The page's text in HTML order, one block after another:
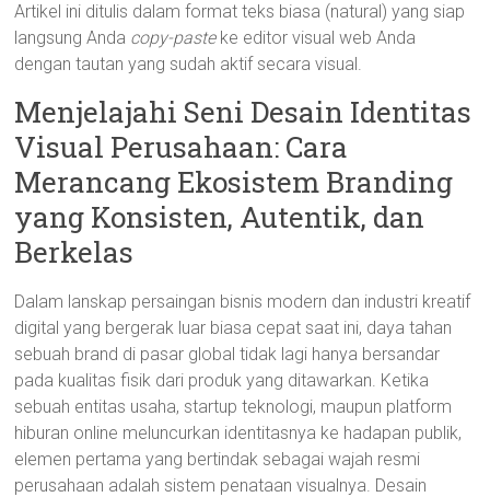
Artikel ini ditulis dalam format teks biasa (natural) yang siap
langsung Anda copy-pasteke editor visual web Anda
dengan tautan yang sudah aktif secara visual.
Menjelajahi Seni Desain Identitas
Visual Perusahaan: Cara
Merancang Ekosistem Branding
yang Konsisten, Autentik, dan
Berkelas
Dalam lanskap persaingan bisnis modern dan industri kreatif
digital yang bergerak luar biasa cepat saat ini, daya tahan
sebuah brand di pasar global tidak lagi hanya bersandar
pada kualitas fisik dari produk yang ditawarkan. Ketika
sebuah entitas usaha, startup teknologi, maupun platform
hiburan online meluncurkan identitasnya ke hadapan publik,
elemen pertama yang bertindak sebagai wajah resmi
perusahaan adalah sistem penataan visualnya. Desain